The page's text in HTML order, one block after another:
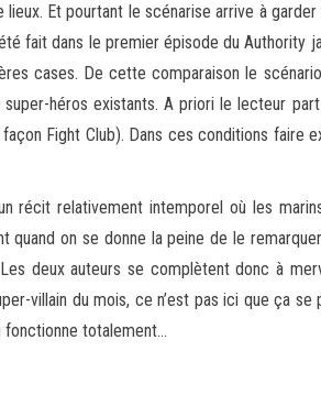
Et pourtant le scénarise arrive à
fait dans le premier épisode du Authority
cases. De cette comparaison le
héros existants. A priori le lecteur
Fight Club). Dans ces conditions faire
récit relativement intemporel où les
quand on se donne la peine de le
deux auteurs se complètent donc à
villain du mois, ce n’est pas ici que ça se
fonctionne totalement…